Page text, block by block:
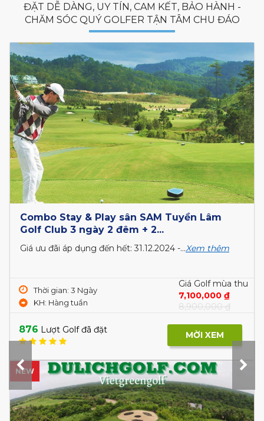
ĐẶT DỄ DÀNG, UY TÍN, CAM KẾT, BẢO HÀNH -
CHĂM SÓC QUÝ GOLFER TẬN TÂM CHU ĐÁO
Combo Stay & Play sân SAM Tuyền Lâm
Golf Club 3 ngày 2 đêm + 2...
Giá ưu đãi áp dụng đến hết: 31.12.2024 -...Xem thêm
Thời gian: 3 Ngày
KH: Hàng tuần
Giá Golf mùa thu
7,100,000 ₫
8,900,000 ₫
876 Lượt Golf đã đặt MỜI XEM
NEW